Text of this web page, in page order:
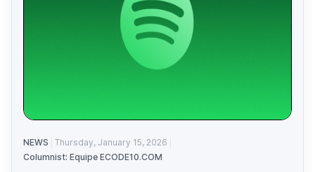
NEWS
Thursday, January 15, 2026
Columnist: Equipe ECODE10.COM